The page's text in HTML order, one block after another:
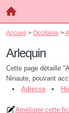
Accueil > Occitanie >
Arlequin
Cette page détaille
Ninaute, pouvant
Adresse
Améliorer cette